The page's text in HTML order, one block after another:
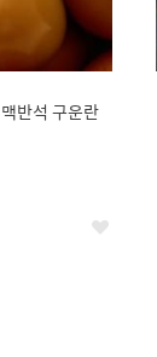
반석 구운란
좋